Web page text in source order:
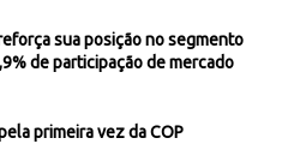
sua posição no segmento
de participação de mercado
primeira vez da COP